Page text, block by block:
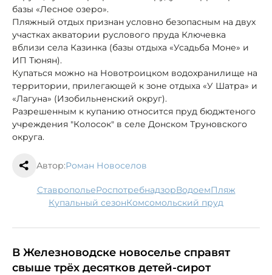
базы «Лесное озеро».
Пляжный отдых признан условно безопасным на двух
участках акватории руслового пруда Ключевка
вблизи села Казинка (базы отдыха «Усадьба Моне» и
ИП Тюнян).
Купаться можно на Новотроицком водохранилище на
территории, прилегающей к зоне отдыха «У Шатра» и
«Лагуна» (Изобильненский округ).
Разрешенным к купанию относится пруд бюджтеного
учреждения "Колосок" в селе Донском Труновского
округа.
Автор:Роман Новоселов
Ставрополье Роспотребнадзор водоем
пляж
купальный сезон
Комсомольский пруд
В Железноводске новоселье справят
свыше трёх десятков детей-сирот